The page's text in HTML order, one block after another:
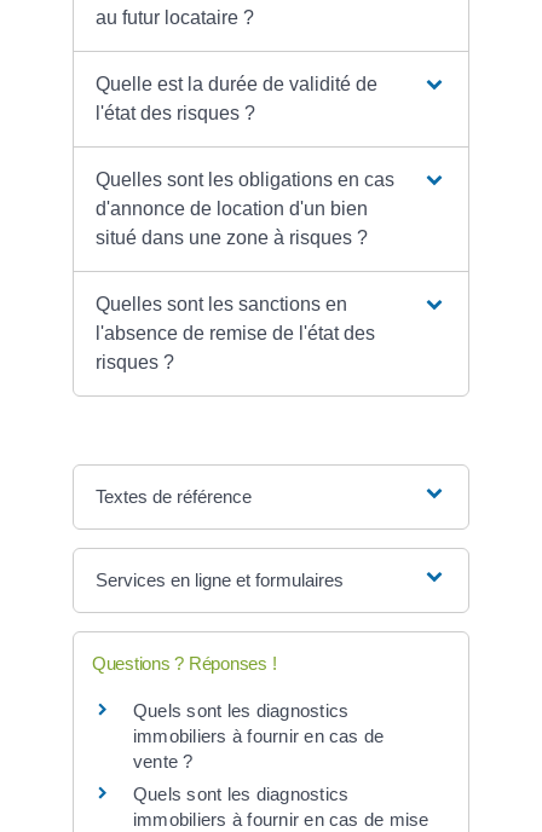
au futur locataire ?
Quelle est la durée de validité de
l'état des risques ?
Quelles sont les obligations en cas
d'annonce de location d'un bien
situé dans une zone à risques ?
Quelles sont les sanctions en
l'absence de remise de l'état des
risques ?
Textes de référence
Services en ligne et formulaires
Questions ? Réponses !
Quels sont les diagnostics
immobiliers à fournir en cas de
vente ?
Quels sont les diagnostics
immobiliers à fournir en cas de mise